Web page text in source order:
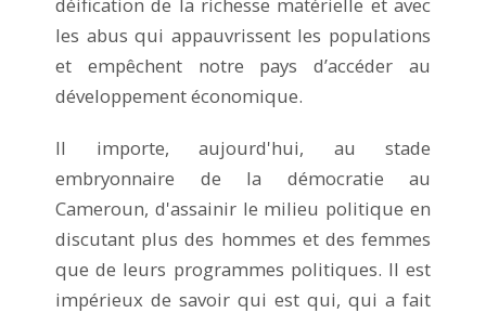
les abus qui appauvrissent les populations
et empêchent notre pays d’accéder au
développement économique.
Il importe, aujourd'hui, au stade
embryonnaire de la démocratie au
Cameroun, d'assainir le milieu politique en
discutant plus des hommes et des femmes
que de leurs programmes politiques. Il est
impérieux de savoir qui est qui, qui a fait